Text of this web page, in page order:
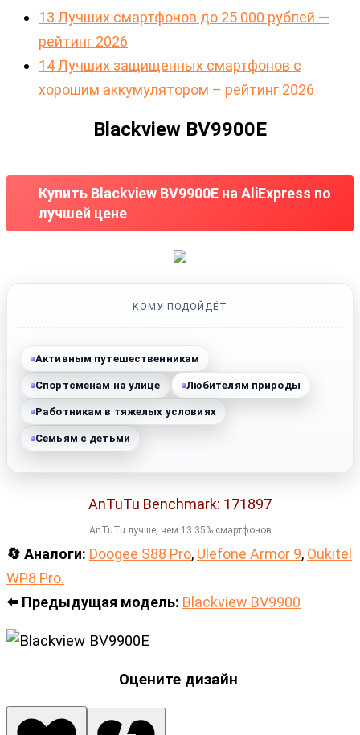
13 Лучших смартфонов до 25 000 рублей —
рейтинг 2026
14 Лучших защищенных смартфонов с
хорошим аккумулятором – рейтинг 2026
Blackview BV9900E
Купить Blackview BV9900E на AliExpress по
лучшей цене
КОМУ ПОДОЙДЁТ
Активным путешественникам
Спортсменам на улице Любителям природы
Работникам в тяжелых условиях
Семьям с детьми
AnTuTu Benchmark: 171897
AnTuTu лучше, чем 13.35% смартфонов
🔄 Аналоги: Doogee S88 Pro, Ulefone Armor 9, Oukitel
WP8 Pro.
⬅️ Предыдущая модель: Blackview BV9900
Оцените дизайн